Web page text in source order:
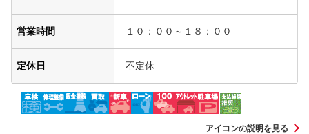
営業時間 １０：００～１８：００
定休日 不定休
アイコンの説明を見る